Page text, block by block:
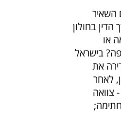
השאיר
בחולון
או
בישראל
צוואה מסדירה את
לאחר
צוואה